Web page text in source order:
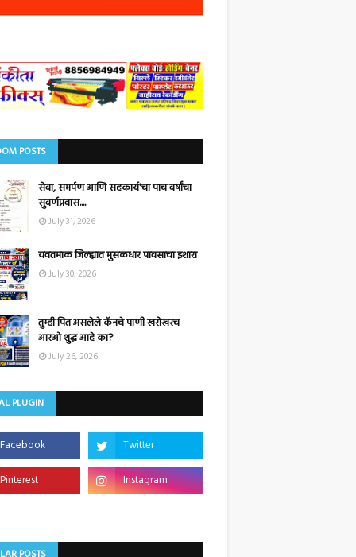
POSTS
सेवा, समर्पण आणि सहकार्य'चा पाच वर्षांचा
सुवर्णप्रवास....
July 31, 2026
यवतमाळ जिल्ह्यात मुसळधार पावसाचा इशारा
July 30, 2026
तुम्ही पित असलेले कॅनचे पाणी खरोखरच
आरओ शुद्ध आहे का?
July 26, 2026
PLUGIN